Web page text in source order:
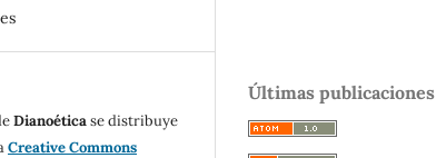
Dianoéticase distribuye
Creative Commons
Últimas publicaciones